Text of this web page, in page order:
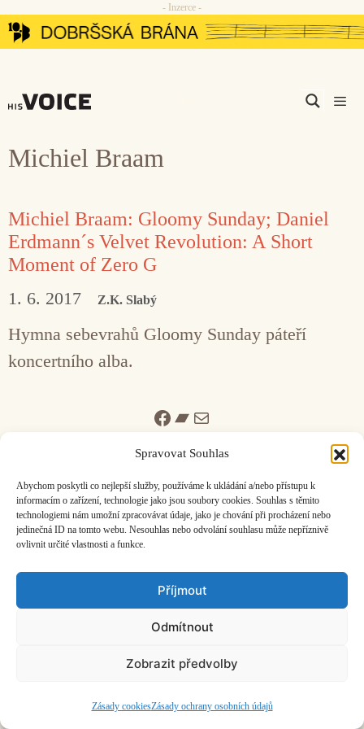
Spravovat Souhlas
Abychom poskytli co nejlepší služby, používáme k ukládání a/nebo přístupu k
informacím o zařízení, technologie jako jsou soubory cookies. Souhlas s těmito
technologiemi nám umožní zpracovávat údaje, jako je chování při procházení nebo
jedinečná ID na tomto webu. Nesouhlas nebo odvolání souhlasu může nepříznivě
ovlivnit určité vlastnosti a funkce.
Příjmout
Odmítnout
Zobrazit předvolby
Zásady cookiesZásady ochrany osobních údajů
Přeskočit
na
- Inzerce -
Michiel Braam
Michiel Braam: Gloomy Sunday; Daniel
Erdmann´s Velvet Revolution: A Short
Moment of Zero G
1. 6. 2017 Z.K. Slabý
Hymna sebevrahů Gloomy Sunday páteří
koncertního alba.
Facebook
Bandcamp
Mail
ČASOPIS O JINÉ HUDBĚ | vydává Hudební informační středisko|
založeno 2001 | Kontaktujte nás: